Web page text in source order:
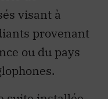
visant à
provenant
ou du pays
suite installée